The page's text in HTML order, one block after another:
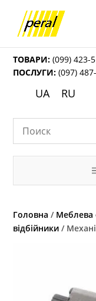
ТОВАРИ: (099) 423-
ПОСЛУГИ: (097)
UA RU
Головна / Меблева
відбійники /